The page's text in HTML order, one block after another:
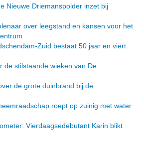
Nieuwe Driemanspolder inzet bij
over leegstand en kansen voor het
Zuid bestaat 50 jaar en viert
de stilstaande wieken van De
de grote duinbrand bij de
roept op zuinig met water
Vierdaagsedebutant Karin blikt